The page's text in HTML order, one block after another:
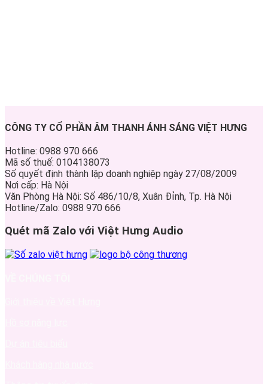
CÔNG TY CỔ PHẦN ÂM THANH ÁNH SÁNG VIỆT HƯNG
Hotline: 0988 970 666
Mã số thuế: 0104138073
Số quyết định thành lập doanh nghiệp ngày 27/08/2009
Nơi cấp: Hà Nội
Văn Phòng Hà Nội: Số 486/10/8, Xuân Đỉnh, Tp. Hà Nội
Hotline/Zalo: 0988 970 666
Quét mã Zalo với Việt Hưng Audio